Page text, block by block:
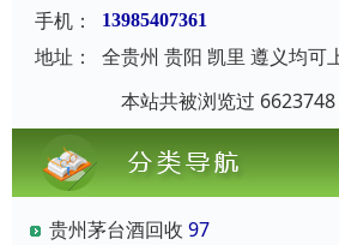
手机：
13985407361
地址：
全贵州 贵阳 凯里 遵义均可
本站共被浏览过 6623748
贵州茅台酒回收 97